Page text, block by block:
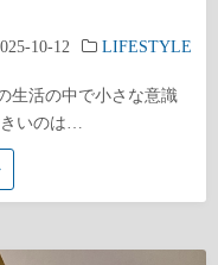
10-12 LIFESTYLE
生活の中で小さな意識
きいのは…